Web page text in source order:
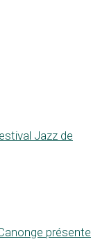
Jazz de
présente